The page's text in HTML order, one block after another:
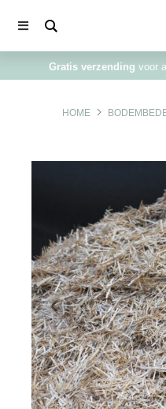
Gratis verzending voor
HOME